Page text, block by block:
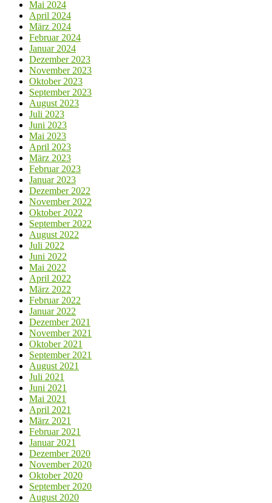
Mai 2024
April 2024
März 2024
Februar 2024
Januar 2024
Dezember 2023
November 2023
Oktober 2023
September 2023
August 2023
Juli 2023
Juni 2023
Mai 2023
April 2023
März 2023
Februar 2023
Januar 2023
Dezember 2022
November 2022
Oktober 2022
September 2022
August 2022
Juli 2022
Juni 2022
Mai 2022
April 2022
März 2022
Februar 2022
Januar 2022
Dezember 2021
November 2021
Oktober 2021
September 2021
August 2021
Juli 2021
Juni 2021
Mai 2021
April 2021
März 2021
Februar 2021
Januar 2021
Dezember 2020
November 2020
Oktober 2020
September 2020
August 2020